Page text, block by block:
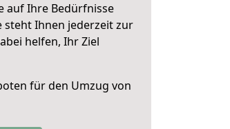
auf Ihre Bedürfnisse
steht Ihnen jederzeit zur
helfen, Ihr Ziel
für den Umzug von